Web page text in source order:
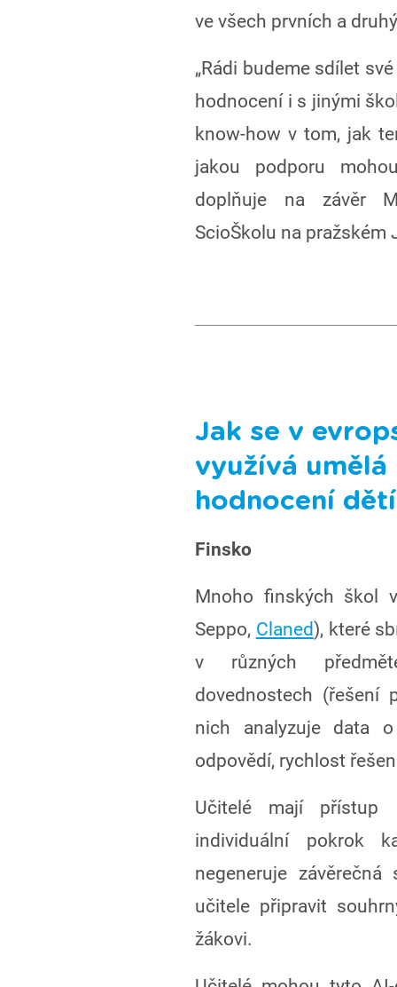
ve všech prvních a
„Rádi budeme sdílet
hodnocení i s jinými
know-how v tom, jak
jakou podporu
doplňuje na závěr
ScioŠkolu na pražském
Jak se v
využívá
hodnocení
Finsko
Mnoho finských škol
Seppo, Claned), které
v různých
dovednostech (řešení
nich analyzuje data
odpovědí, rychlost
Učitelé mají přístup
individuální pokrok
negeneruje
učitele připravit
žákovi.